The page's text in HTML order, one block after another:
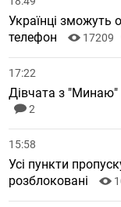
Українці зможуть
телефон
17209
17:22
Дівчата з "Минаю"
2
15:58
Усі пункти
розблоковані